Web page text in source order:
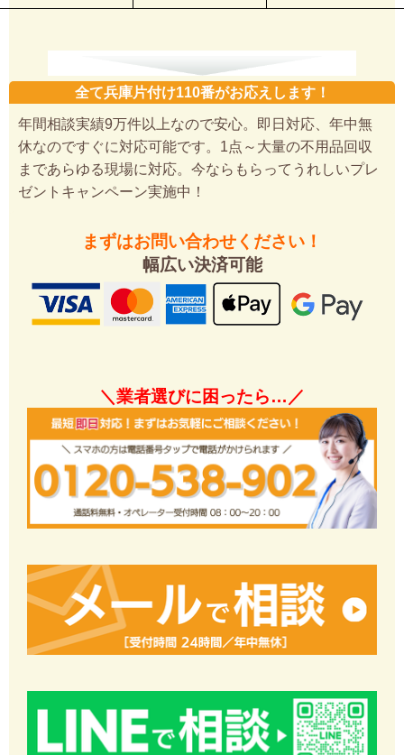
全て兵庫片付け110番がお応えします！
年間相談実績9万件以上なので安心。即日対応、年中無
休なのですぐに対応可能です。1点～大量の不用品回収
まであらゆる現場に対応。今ならもらってうれしいプレ
ゼントキャンペーン実施中！
まずはお問い合わせください！
幅広い決済可能
＼業者選びに困ったら…／